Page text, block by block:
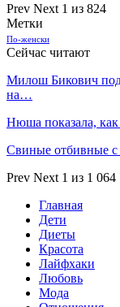
Prev Next 1 из 824
Метки
По-женски
Сейчас читают
Милош Бикович
на…
Нюша показала,
Свиные отбивные с
Prev Next 1 из 1 064
Главная
Дети
Диеты
Красота
Лайфхаки
Любовь
Мода